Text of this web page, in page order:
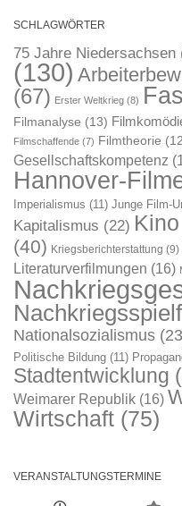
SCHLAGWÖRTER
75 Jahre Niedersachsen
(130)
(67) Erster Weltkrieg (8)
Filmanalyse (13)
Filmschaffende (7) Filmtheorie
Gesellschaftskompetenz
Hannover-
Imperialismus (11) Junge Film-
Kapitalismus (22) Kino
(40) Kriegsberichterstattung (9)
Literaturverfilmungen (16)
Nationalsozialismus
Politische Bildung (11)
Stadtentwicklung
Weimarer Republik (16)
Wirtschaft (75)
VERANSTALTUNGSTERMINE